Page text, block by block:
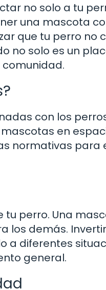
no solo a tu
una mascota
que tu perro no
no solo es un
con los
en
normativas para
tu perro. Una
los demás. Invertir
a diferentes
general.